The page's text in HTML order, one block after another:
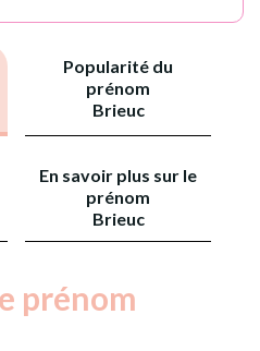
Popularité du
prénom
Brieuc
En savoir plus sur le
prénom
Brieuc
prénom